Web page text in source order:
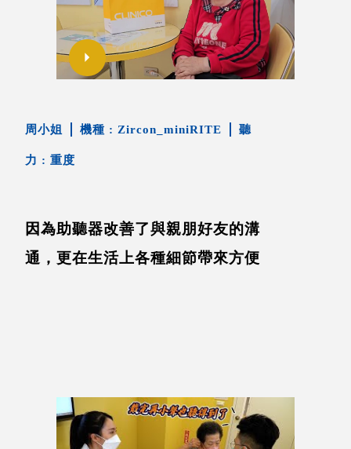
周小姐 Zircon_miniRITE
重度
因為助聽器改善了與親朋好友的溝
通，更在生活上各種細節帶來方便